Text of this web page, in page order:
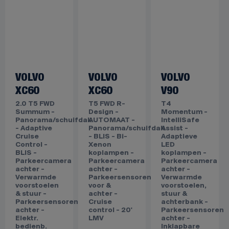
VOLVO
XC60
2.0 T5 FWD
Summum -
Panorama/schuifdak
- Adaptive
Cruise
Control -
BLIS -
Parkeercamera
achter -
Verwarmde
voorstoelen
& stuur -
Parkeersensoren
VOLVO
XC60
T5 FWD R-
Design -
AUTOMAAT -
Panorama/schuifdak
- BLIS - Bi-
Xenon
koplampen -
Parkeercamera
achter -
Parkeersensoren
voor &
achter -
Cruise
VOLVO
V90
T4
Momentum -
IntelliSafe
Assist -
Adaptieve
LED
koplampen -
Parkeercamera
achter -
Verwarmde
voorstoelen,
stuur &
achterbank -